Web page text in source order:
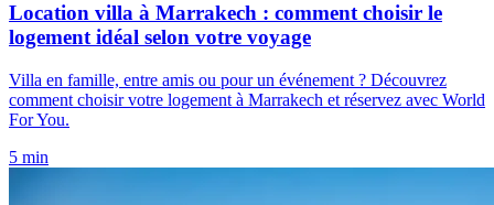
Location villa à Marrakech : comment choisir le
logement idéal selon votre voyage
Villa en famille, entre amis ou pour un événement ? Découvrez
comment choisir votre logement à Marrakech et réservez avec World
For You.
5 min